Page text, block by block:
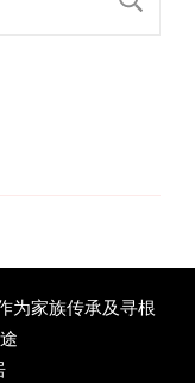
为家族传承及寻根